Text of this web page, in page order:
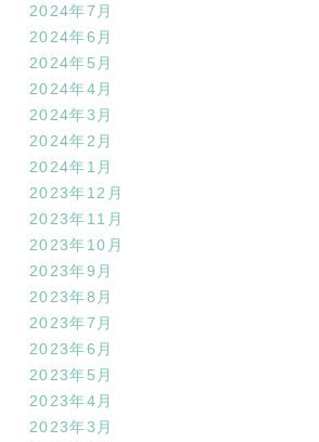
2024年7月
2024年6月
2024年5月
2024年4月
2024年3月
2024年2月
2024年1月
2023年12月
2023年11月
2023年10月
2023年9月
2023年8月
2023年7月
2023年6月
2023年5月
2023年4月
2023年3月